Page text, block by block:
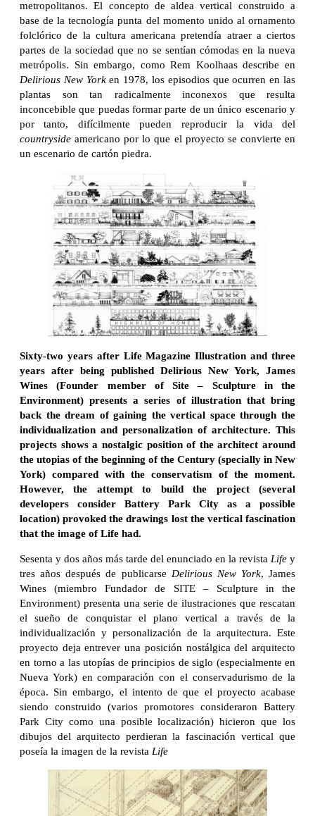
metropolitanos. El concepto de aldea vertical construido a
base de la tecnología punta del momento unido al ornamento
folclórico de la cultura americana pretendía atraer a ciertos
partes de la sociedad que no se sentían cómodas en la nueva
metrópolis. Sin embargo, como Rem Koolhaas describe en
Delirious New Yorken 1978, los episodios que ocurren en las
plantas son tan radicalmente inconexos que resulta
inconcebible que puedas formar parte de un único escenario y
por tanto, difícilmente pueden reproducir la vida del
countryside americano por lo que el proyecto se convierte en
un escenario de cartón piedra.
Sixty-two years after Life Magazine Illustration and three
years after being published Delirious New York, James
Wines (Founder member of Site – Sculpture in the
Environment) presents a series of illustration that bring
back the dream of gaining the vertical space through the
individualization and personalization of architecture. This
projects shows a nostalgic position of the architect around
the utopias of the beginning of the Century (specially in New
York) compared with the conservatism of the moment.
However, the attempt to build the project (several
developers consider Battery Park City as a possible
location) provoked the drawings lost the vertical fascination
that the image of Life had.
Sesenta y dos años más tarde del enunciado en la revista Life y
tres años después de publicarse Delirious New York, James
Wines (miembro Fundador de SITE – Sculpture in the
Environment) presenta una serie de ilustraciones que rescatan
el sueño de conquistar el plano vertical a través de la
individualización y personalización de la arquitectura. Este
proyecto deja entrever una posición nostálgica del arquitecto
en torno a las utopías de principios de siglo (especialmente en
Nueva York) en comparación con el conservadurismo de la
época. Sin embargo, el intento de que el proyecto acabase
siendo construido (varios promotores consideraron Battery
Park City como una posible localización) hicieron que los
dibujos del arquitecto perdieran la fascinación vertical que
poseía la imagen de la revista Life